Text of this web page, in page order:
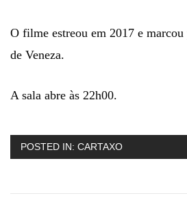
O filme estreou em 2017 e marcou
de Veneza.
A sala abre às 22h00.
POSTED IN: CARTAXO